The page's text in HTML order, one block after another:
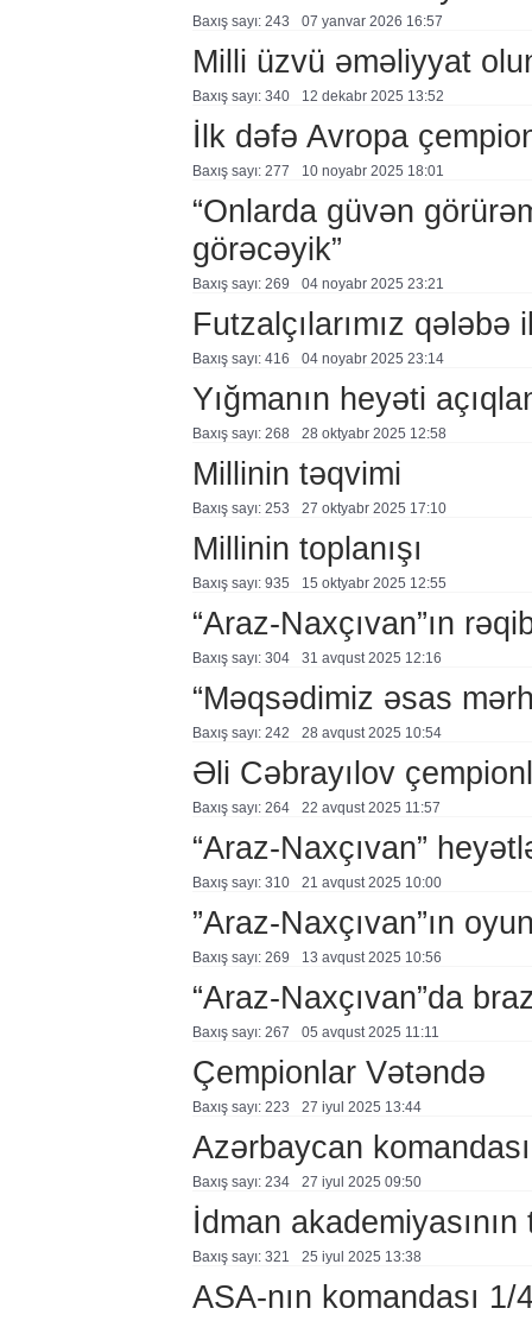
Baxış sayı: 243 07 yanvar 2026 16:57
Milli üzvü əməliyyat
Baxış sayı: 340 12 dekabr 2025 13:52
İlk dəfə Avropa
Baxış sayı: 277 10 noyabr 2025 18:01
“Onlarda güvən
görəcəyik”
Baxış sayı: 269 04 noyabr 2025 23:21
Futzalçılarımız qələbə
Baxış sayı: 416 04 noyabr 2025 23:14
Yığmanın heyəti
Baxış sayı: 268 28 oktyabr 2025 12:58
Millinin təqvimi
Baxış sayı: 253 27 oktyabr 2025 17:10
Millinin toplanışı
Baxış sayı: 935 15 oktyabr 2025 12:55
“Araz-Naxçıvan”ın
Baxış sayı: 304 31 avqust 2025 12:16
“Məqsədimiz əsas
Baxış sayı: 242 28 avqust 2025 10:54
Əli Cəbrayılov
Baxış sayı: 264 22 avqust 2025 11:57
“Araz-Naxçıvan”
Baxış sayı: 310 21 avqust 2025 10:00
”Araz-Naxçıvan”ın
Baxış sayı: 269 13 avqust 2025 10:56
“Araz-Naxçıvan”da
Baxış sayı: 267 05 avqust 2025 11:11
Çempionlar Vətəndə
Baxış sayı: 223 27 i̇yul 2025 13:44
Azərbaycan
Baxış sayı: 234 27 i̇yul 2025 09:50
İdman
Baxış sayı: 321 25 i̇yul 2025 13:38
ASA-nın komandası 1/